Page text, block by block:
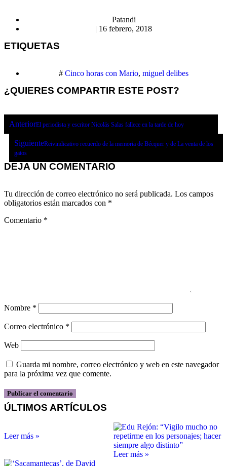
Patandi
| 16 febrero, 2018
ETIQUETAS
# Cinco horas con Mario, miguel delibes
¿QUIERES COMPARTIR ESTE POST?
AnteriorEl periodista y escritor Nicolás Salas fallece en la tarde de hoy
SiguienteReivindicativo recuerdo de la memoria de Bécquer y de La venta de los
gatos
DEJA UN COMENTARIO
Tu dirección de correo electrónico no será publicada. Los campos
obligatorios están marcados con *
Comentario *
Nombre *
Correo electrónico *
Web
Guarda mi nombre, correo electrónico y web en este navegador
para la próxima vez que comente.
ÚLTIMOS ARTÍCULOS
Leer más »
Leer más »